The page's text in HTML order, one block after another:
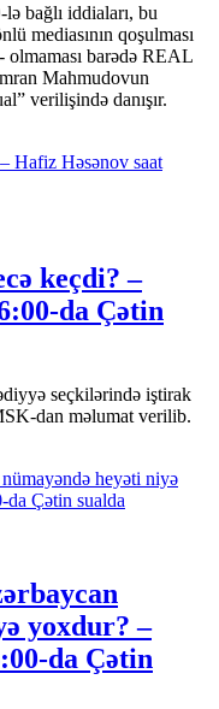
bağlı iddiaları, bu
mediasının qoşulması
olmaması barədə REAL
Mahmudovun
verilişində danışır.
keçdi? –
da Çətin
seçkilərində iştirak
dan məlumat verilib.
yoxdur? –
da Çətin